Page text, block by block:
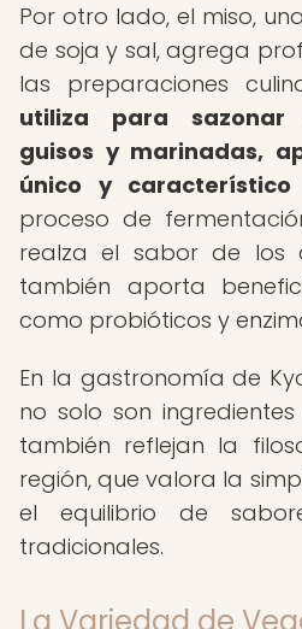
Por otro lado, el miso,
de soja y sal, agrega
las preparaciones
utiliza para sazonar
guisos y marinadas,
único y
proceso de
realza el sabor de los
también aporta
como probióticos y
En la gastronomía de
no solo son
también reflejan la
región, que valora la
el equilibrio de
tradicionales.